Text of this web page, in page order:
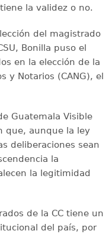
la validez o no.
del magistrado
Bonilla puso el
en la elección de la
y Notarios (CANG), el
Guatemala Visible
que, aunque la ley
deliberaciones sean
la
la legitimidad
de la CC tiene un
del país, por